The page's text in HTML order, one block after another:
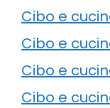
Cibo e
Cibo e
Cibo e
Cibo e